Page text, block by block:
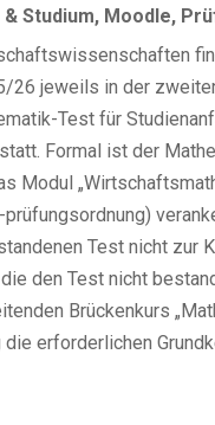
Studium, Moodle,
26 jeweils in der
Test für
Formal ist der
Modul
prüfungsordnung)
Test nicht zur
den Test nicht
Brückenkurs
erforderlichen